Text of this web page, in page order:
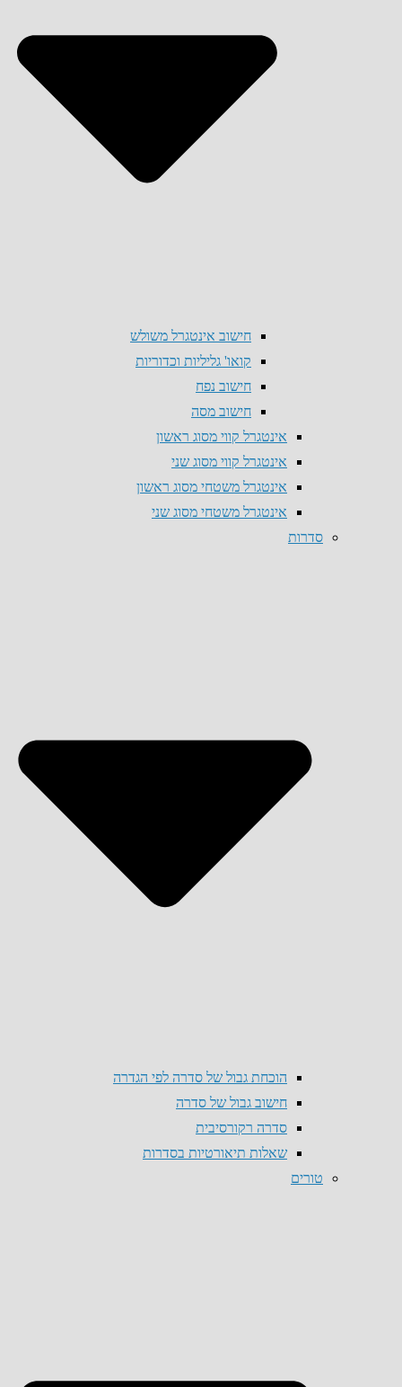
חישוב אינטגרל משולש
קואו' גליליות וכדוריות
חישוב נפח
חישוב מסה
אינטגרל קווי מסוג ראשון
אינטגרל קווי מסוג שני
אינטגרל משטחי מסוג ראשון
אינטגרל משטחי מסוג שני
סדרות
הוכחת גבול של סדרה לפי הגדרה
חישוב גבול של סדרה
סדרה רקורסיבית
שאלות תיאורטיות בסדרות
טורים